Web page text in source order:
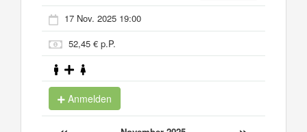
17 Nov. 2025 19:00
52,45 € p.P.
Anmelden